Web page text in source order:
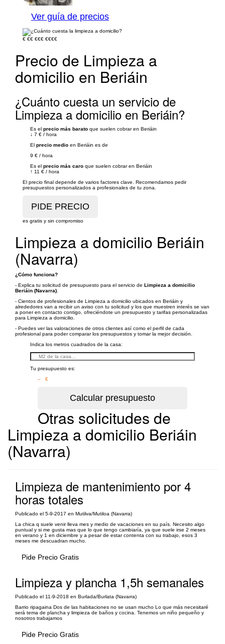
Ver guía de precios
€ €€ €€€ €€€€
Precio de Limpieza a
domicilio en Beriáin
¿Cuánto cuesta un servicio de
Limpieza a domicilio en Beriáin?
Es el precio más barato que suelen cobrar en Beriáin
↓ 7 € / hora
El precio medio en Beriáin es de
9 € / hora
Es el precio más caro que suelen cobrar en Beriáin
↑ 11 € / hora
El precio final depende de varios factores clave. Recomendamos pedir
presupuestos personalizados a profesionales de tu zona.
es gratis y sin compromiso
Limpieza a domicilio Beriáin
(Navarra)
¿Cómo funciona?
- Explica tu solicitud de presupuesto para el servicio de Limpieza a domicilio
Beriáin (Navarra)
- Cientos de profesionales de Limpieza a domicilio ubicados en Beriáin y
alrededores van a recibir un aviso con tu solicitud y los que muestren interés se van
a poner en contacto contigo, ofreciéndote un presupuesto y tarifas personalizadas
para Limpieza a domicilio.
- Puedes ver las valoraciones de otros clientes así como el perfil de cada
profesional para poder comparar los presupuestos y tomar la mejor decisión.
Indica los metros cuadrados de la casa:
Tu presupuesto es:
– €
Otras solicitudes de
Limpieza a domicilio Beriáin
(Navarra)
Limpieza de mantenimiento por 4
horas totales
Publicado el 5-9-2017 en Mutilva/Mutiloa (Navarra)
La chica q suele venir lleva mes y medio de vacaciones en su país. Necesito algo
puntual y si me gusta mas que lo que tengo cambiaría, ya que suele irse 2 meses
en verano y 1 en diciembre y a pesar de estar contenta con su trabajo, esos 3
meses me descuadran mucho.
Pide Precio Gratis
Limpieza y plancha 1,5h semanales
Publicado el 11-9-2018 en Burlada/Burlata (Navarra)
Barrio ripagaina Dos de las habitaciones no se usan mucho Lo que más necesitaré
será tema de plancha y limpieza de baños y cocina. Tenemos un niño pequeño y
nosotros trabajamos
Pide Precio Gratis